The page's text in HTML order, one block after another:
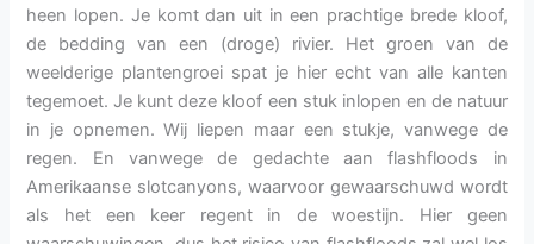
heen lopen. Je komt dan uit in een prachtige brede kloof,
de bedding van een (droge) rivier. Het groen van de
weelderige plantengroei spat je hier echt van alle kanten
tegemoet. Je kunt deze kloof een stuk inlopen en de natuur
in je opnemen. Wij liepen maar een stukje, vanwege de
regen. En vanwege de gedachte aan flashfloods in
Amerikaanse slotcanyons, waarvoor gewaarschuwd wordt
als het een keer regent in de woestijn. Hier geen